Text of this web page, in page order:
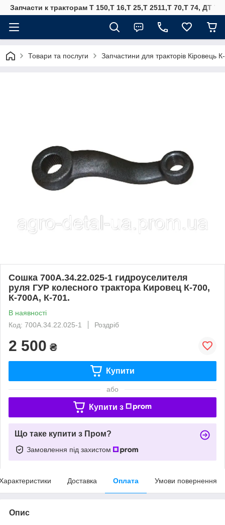
Запчасти к тракторам Т 150,Т 16,Т 25,Т 2511,Т 70,Т 74, ДТ
Товари та послуги Запчастини для тракторів Кіровець
Сошка 700А.34.22.025-1 гидроуселителя
руля ГУР колесного трактора Кировец К-700,
К-700А, К-701.
В наявності
Код: 700А.34.22.025-1
Роздріб
2 500 ₴
Купити
або
Купити з
Що таке купити з Пром?
Замовлення під захистом
Доставка Оплата Умови повернення
Опис